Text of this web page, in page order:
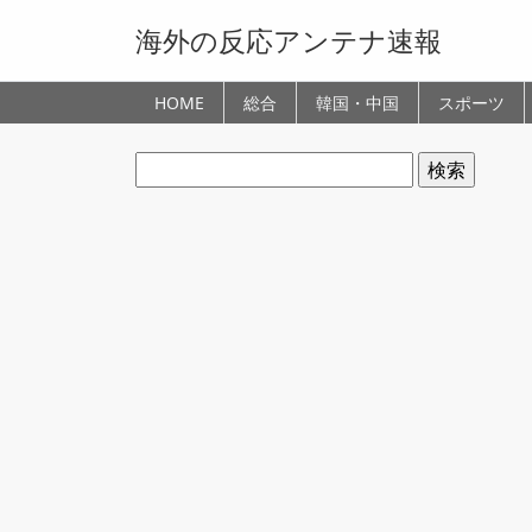
海外の反応アンテナ速報
HOME 総合 韓国・中国 スポーツ
索: